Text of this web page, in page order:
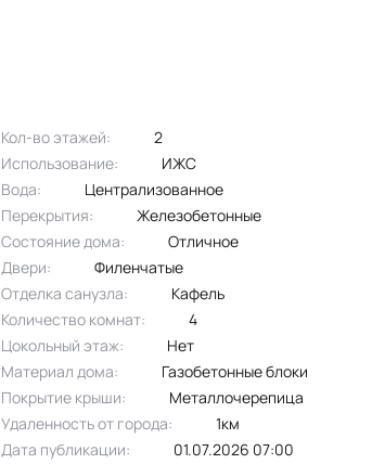
Кол-во этажей:
2
Использование:
ИЖС
Вода:
централизованное
Перекрытия:
Железобетонные
Состояние дома:
Отличное
Двери:
филенчатые
Отделка санузла:
кафель
Количество комнат:
4
Цокольный этаж:
Нет
Материал дома:
газобетонные блоки
Покрытие крыши:
металлочерепица
Удаленность от города:
1км
Дата публикации:
01.07.2026 07:00